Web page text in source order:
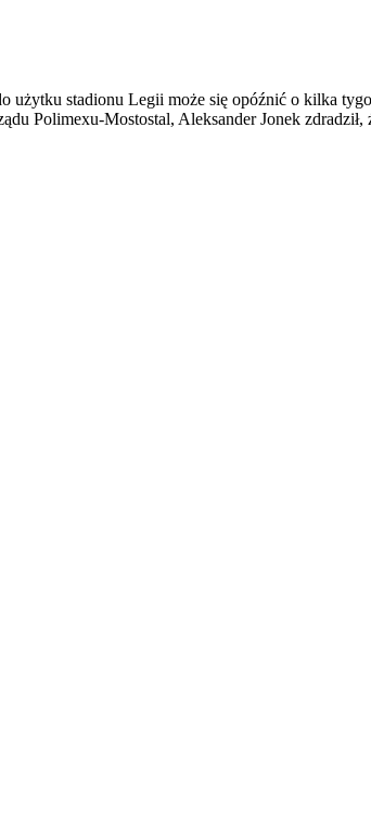
użytku stadionu Legii może się opóźnić o kilka
Polimexu-Mostostal, Aleksander Jonek